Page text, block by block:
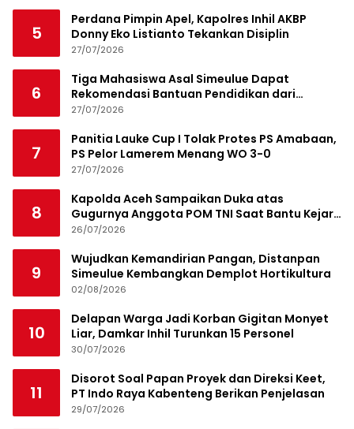
5
Perdana Pimpin Apel, Kapolres Inhil AKBP
Donny Eko Listianto Tekankan Disiplin
27/07/2026
6
Tiga Mahasiswa Asal Simeulue Dapat
Rekomendasi Bantuan Pendidikan dari
Jamaluddin Idham
27/07/2026
7
Panitia Lauke Cup I Tolak Protes PS Amabaan,
PS Pelor Lamerem Menang WO 3-0
27/07/2026
8
Kapolda Aceh Sampaikan Duka atas
Gugurnya Anggota POM TNI Saat Bantu Kejar
Bandar Narkoba
26/07/2026
9
Wujudkan Kemandirian Pangan, Distanpan
Simeulue Kembangkan Demplot Hortikultura
02/08/2026
10
Delapan Warga Jadi Korban Gigitan Monyet
Liar, Damkar Inhil Turunkan 15 Personel
30/07/2026
11
Disorot Soal Papan Proyek dan Direksi Keet,
PT Indo Raya Kabenteng Berikan Penjelasan
29/07/2026